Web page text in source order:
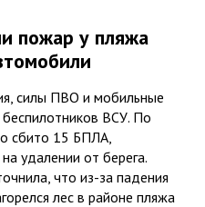
пожар у пляжа
силы ПВО и мобильные
беспилотников ВСУ. По
сбито 15 БПЛА,
удалении от берега.
что из-за падения
лес в районе пляжа